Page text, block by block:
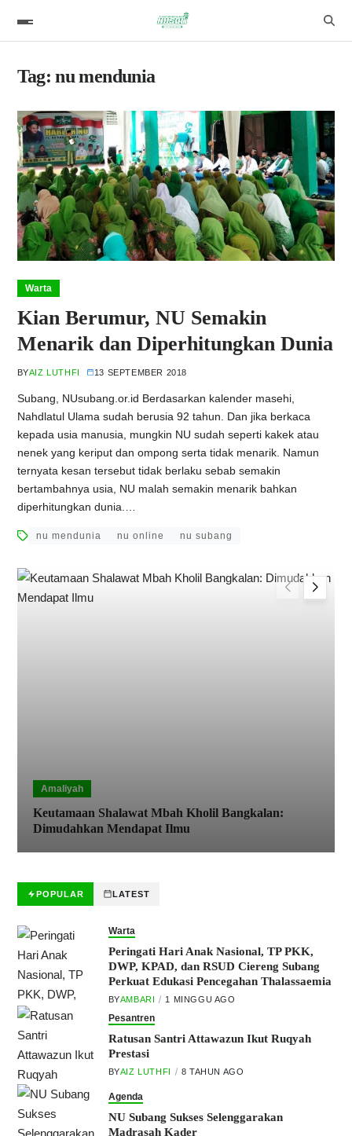
Tag:nu mendunia
Warta
Kian Berumur, NU Semakin
Menarik dan Diperhitungkan Dunia
BYAIZ LUTHFI 13 SEPTEMBER 2018
Subang, NUsubang.or.id Berdasarkan kalender masehi,
Nahdlatul Ulama sudah berusia 92 tahun. Dan jika berkaca
kepada usia manusia, mungkin NU sudah seperti kakek atau
nenek yang keriput dan ompong serta tidak menarik. Namun
ternyata kesan tersebut tidak berlaku sebab semakin
bertambahnya usia, NU malah semakin menarik bahkan
diperhitungkan dunia.…
nu mendunia nu online nu subang
Amaliyah
Keutamaan Shalawat Mbah Kholil Bangkalan:
Dimudahkan Mendapat Ilmu
POPULAR LATEST
Warta
Peringati Hari Anak Nasional, TP PKK,
DWP, KPAD, dan RSUD Ciereng Subang
Perkuat Edukasi Pencegahan Thalassaemia
BYAMBARI 1 MINGGU AGO
Pesantren
Ratusan Santri Attawazun Ikut Ruqyah
Prestasi
BYAIZ LUTHFI 8 TAHUN AGO
Agenda
NU Subang Sukses Selenggarakan
Madrasah Kader